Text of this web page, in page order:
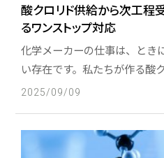
沿革
行動規範
研究開発
技術紹介
酸クロリド供給から次工
るワンストップ対応
化学メーカーの仕事は、とき
い存在です。私たちが作る酸
2025/09/09